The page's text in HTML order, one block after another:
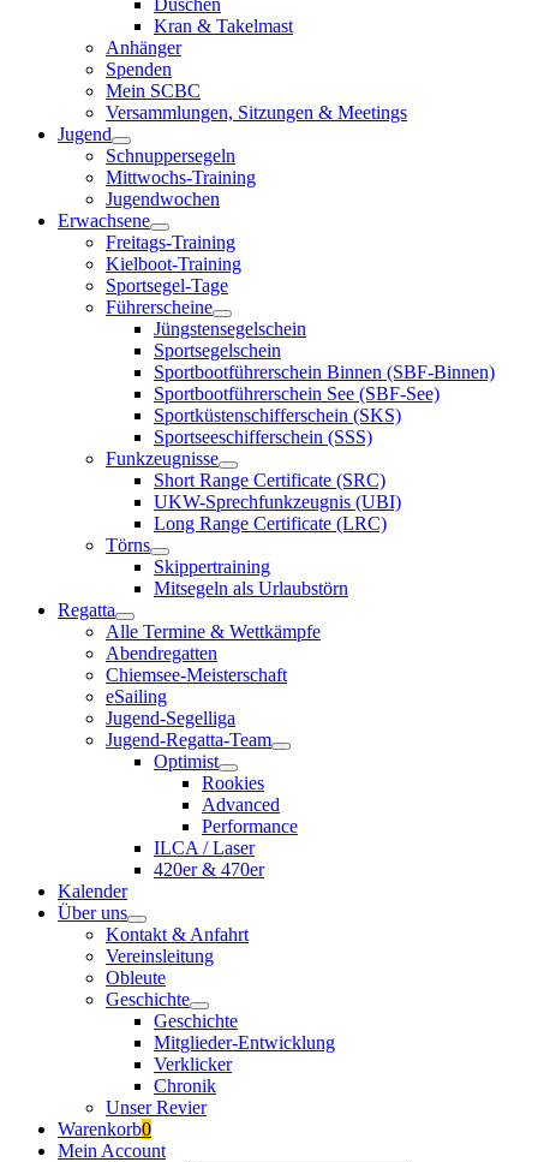
Duschen
Kran & Takelmast
Anhänger
Spenden
Mein SCBC
Versammlungen, Sitzungen & Meetings
Jugend
Schnuppersegeln
Mittwochs-Training
Jugendwochen
Erwachsene
Freitags-Training
Kielboot-Training
Sportsegel-Tage
Führerscheine
Jüngstensegelschein
Sportsegelschein
Sportbootführerschein Binnen (SBF-Binnen)
Sportbootführerschein See (SBF-See)
Sportküstenschifferschein (SKS)
Sportseeschifferschein (SSS)
Funkzeugnisse
Short Range Certificate (SRC)
UKW-Sprechfunkzeugnis (UBI)
Long Range Certificate (LRC)
Törns
Skippertraining
Mitsegeln als Urlaubstörn
Regatta
Alle Termine & Wettkämpfe
Abendregatten
Chiemsee-Meisterschaft
eSailing
Jugend-Segelliga
Jugend-Regatta-Team
Optimist
Rookies
Advanced
Performance
ILCA / Laser
420er & 470er
Kalender
Über uns
Kontakt & Anfahrt
Vereinsleitung
Obleute
Geschichte
Geschichte
Mitglieder-Entwicklung
Verklicker
Chronik
Unser Revier
Warenkorb0
Mein Account